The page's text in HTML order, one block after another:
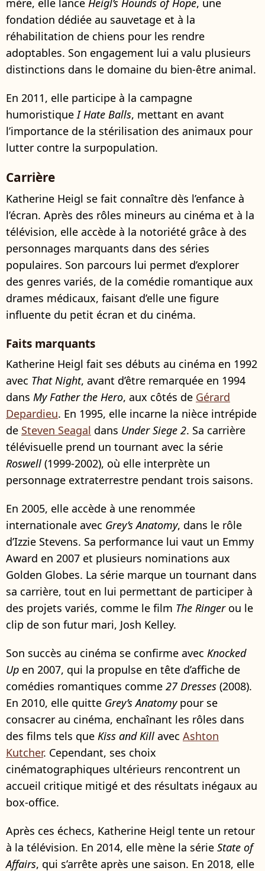
mère, elle lance Heigl’s Hounds of Hope, une
fondation dédiée au sauvetage et à la
réhabilitation de chiens pour les rendre
adoptables. Son engagement lui a valu plusieurs
distinctions dans le domaine du bien-être animal.
En 2011, elle participe à la campagne
humoristiqueI Hate Balls, mettant en avant
l’importance de la stérilisation des animaux pour
lutter contre la surpopulation.
Carrière
Katherine Heigl se fait connaître dès l’enfance à
l’écran. Après des rôles mineurs au cinéma et à la
télévision, elle accède à la notoriété grâce à des
personnages marquants dans des séries
populaires. Son parcours lui permet d’explorer
des genres variés, de la comédie romantique aux
drames médicaux, faisant d’elle une figure
influente du petit écran et du cinéma.
Faits marquants
Katherine Heigl fait ses débuts au cinéma en 1992
avec That Night, avant d’être remarquée en 1994
dans My Father the Hero, aux côtés de Gérard
Depardieu. En 1995, elle incarne la nièce intrépide
de Steven Seagal dans Under Siege 2. Sa carrière
télévisuelle prend un tournant avec la série
Roswell (1999-2002), où elle interprète un
personnage extraterrestre pendant trois saisons.
En 2005, elle accède à une renommée
internationale avec Grey’s Anatomy, dans le rôle
d’Izzie Stevens. Sa performance lui vaut un Emmy
Award en 2007 et plusieurs nominations aux
Golden Globes. La série marque un tournant dans
sa carrière, tout en lui permettant de participer à
des projets variés, comme le film The Ringerou le
clip de son futur mari, Josh Kelley.
Son succès au cinéma se confirme avec Knocked
Up en 2007, qui la propulse en tête d’affiche de
comédies romantiques comme 27 Dresses (2008).
En 2010, elle quitte Grey’s Anatomypour se
consacrer au cinéma, enchaînant les rôles dans
des films tels que Kiss and Kill avec Ashton
Kutcher. Cependant, ses choix
cinématographiques ultérieurs rencontrent un
accueil critique mitigé et des résultats inégaux au
box-office.
Après ces échecs, Katherine Heigl tente un retour
à la télévision. En 2014, elle mène la série State of
Affairs, qui s’arrête après une saison. En 2018, elle